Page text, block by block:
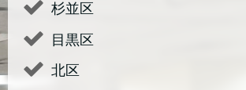
杉並区
目黒区
北区